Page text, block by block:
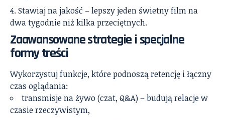
Stawiaj na jakość – lepszy jeden świetny film na
dwa tygodnie niż kilka przeciętnych.
Zaawansowane strategie i specjalne
formy treści
Wykorzystuj funkcje, które podnoszą retencję i łączny
czas oglądania:
transmisje na żywo (czat, Q&A) – budują relacje w
czasie rzeczywistym,